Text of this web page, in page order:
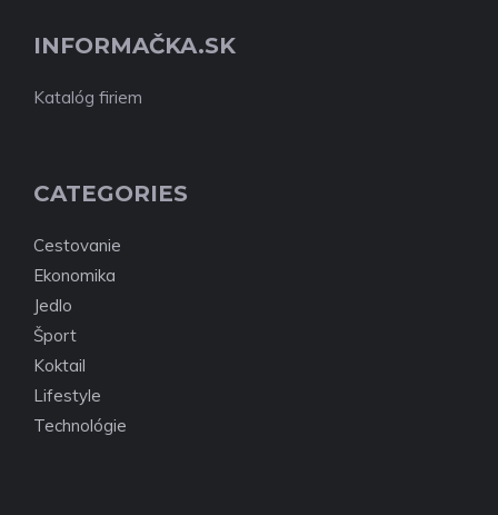
INFORMAČKA.SK
Katalóg firiem
CATEGORIES
Cestovanie
Ekonomika
Jedlo
Šport
Koktail
Lifestyle
Technológie